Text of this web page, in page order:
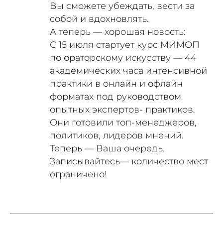
Вы сможете убеждать, вести за
собой и вдохновлять.
А теперь — хорошая новость:
С 15 июля стартует курс МИМОП
по ораторскому искусству — 44
академических часа интенсивной
практики в онлайн и офлайн
форматах под руководством
опытных экспертов- практиков.
Они готовили топ-менеджеров,
политиков, лидеров мнений.
Теперь — Ваша очередь.
Записывайтесь— количество мест
ограничено!